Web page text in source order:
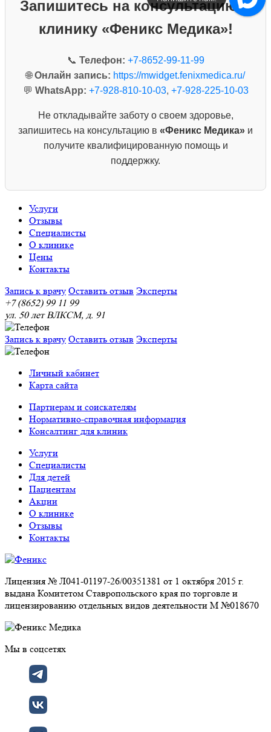
Запишитесь на консультацию в
клинику «Феникс Медика»!
📞 Телефон: +7-8652-99-11-99
🌐Онлайн запись: https://mwidget.fenixmedica.ru/
💬 WhatsApp: +7-928-810-10-03, +7-928-225-10-03
Не откладывайте заботу о своем здоровье,
запишитесь на консультацию в «Феникс Медика» и
получите квалифицированную помощь и
поддержку.
Услуги
Отзывы
Специалисты
О клинике
Цены
Контакты
Запись к врачу Оставить отзыв Эксперты
+7 (8652) 99 11 99
ул. 50 лет ВЛКСМ, д. 91
Запись к врачу Оставить отзыв Эксперты
Личный кабинет
Карта сайта
Партнерам и соискателям
Нормативно-справочная информация
Консалтинг для клиник
Услуги
Специалисты
Для детей
Пациентам
Акции
О клинике
Отзывы
Контакты
Лицензия № Л041-01197-26/00351381 от 1 октября 2015 г.
выдана Комитетом Ставропольского края по торговле и
лицензированию отдельных видов деятельности М №018670
Мы в соцсетях